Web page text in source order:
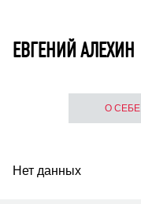
ЕВГЕНИЙ АЛЕХИН
О СЕБЕ
Нет данных